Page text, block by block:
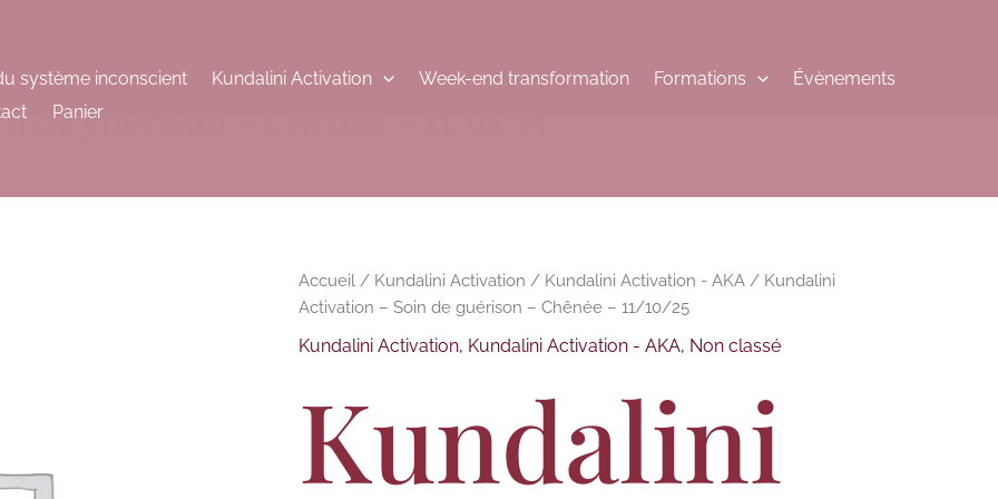
système inconscient Kundalini Activation Week-end transformation Formations
Évènements
Panier
guérison – Chênée – 11/10/25
Accueil / Kundalini Activation / Kundalini Activation - AKA / Kundalini
Activation – Soin de guérison – Chênée – 11/10/25
Kundalini Activation, Kundalini Activation - AKA, Non classé
Kundalini